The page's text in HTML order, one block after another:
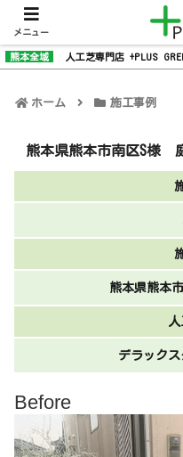
熊本全域 人工芝専門店 +PLUS
ホーム 施工事例
熊本県熊本市南区S様
熊本県熊本
デラックス
Before
メニュー